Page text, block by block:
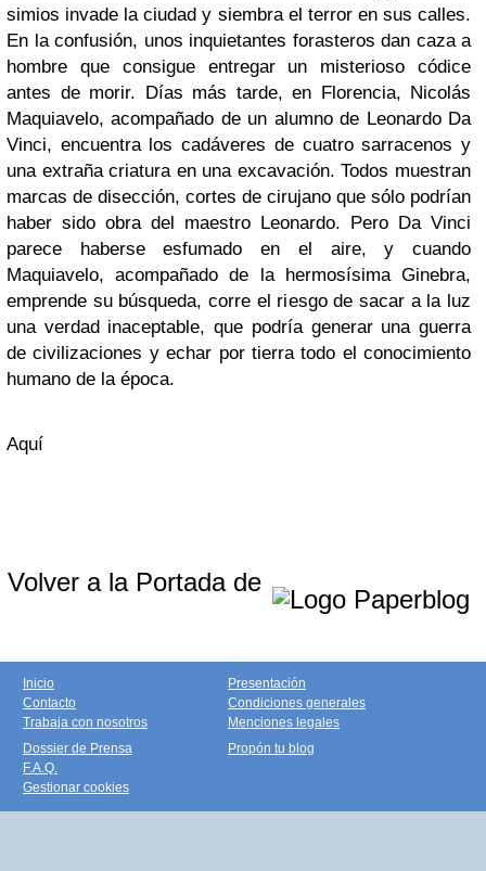
simios invade la ciudad y siembra el terror en sus calles.
En la confusión, unos inquietantes forasteros dan caza a
hombre que consigue entregar un misterioso códice
antes de morir. Días más tarde, en Florencia, Nicolás
Maquiavelo, acompañado de un alumno de Leonardo Da
Vinci, encuentra los cadáveres de cuatro sarracenos y
una extraña criatura en una excavación. Todos muestran
marcas de disección, cortes de cirujano que sólo podrían
haber sido obra del maestro Leonardo. Pero Da Vinci
parece haberse esfumado en el aire, y cuando
Maquiavelo, acompañado de la hermosísima Ginebra,
emprende su búsqueda, corre el riesgo de sacar a la luz
una verdad inaceptable, que podría generar una guerra
de civilizaciones y echar por tierra todo el conocimiento
humano de la época.
Aquí
Volver a la Portada de
Inicio
Contacto
Trabaja con nosotros
Presentación
Condiciones generales
Menciones legales
Dossier de Prensa
F.A.Q.
Gestionar cookies
Propón tu blog